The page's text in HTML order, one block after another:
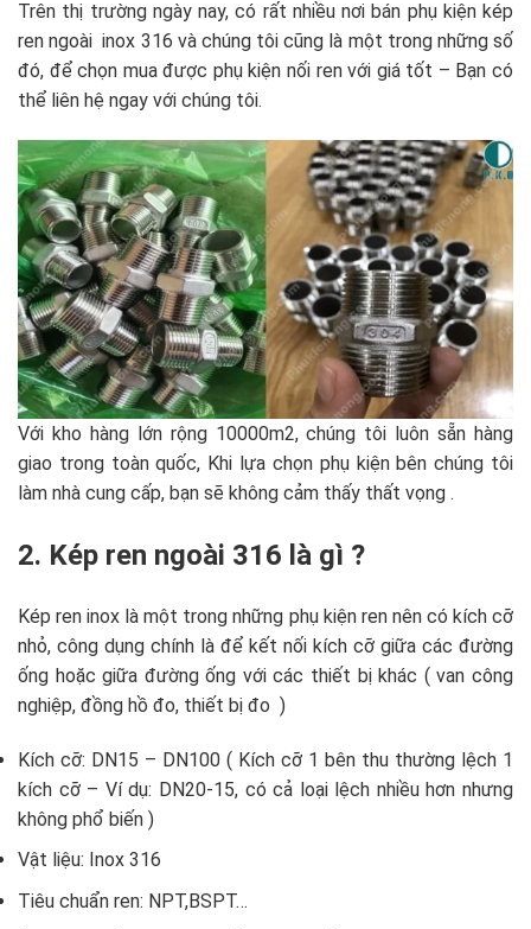
Trên thị trường ngày nay, có rất nhiều nơi bán phụ kiện kép
ren ngoài inox 316 và chúng tôi cũng là một trong những số
đó, để chọn mua được phụ kiện nối ren với giá tốt – Bạn có
thể liên hệ ngay với chúng tôi.
Với kho hàng lớn rộng 10000m2, chúng tôi luôn sẵn hàng
giao trong toàn quốc, Khi lựa chọn phụ kiện bên chúng tôi
làm nhà cung cấp, bạn sẽ không cảm thấy thất vọng .
2. Kép ren ngoài 316 là gì ?
Kép ren inox là một trong những phụ kiện ren nên có kích cỡ
nhỏ, công dụng chính là để kết nối kích cỡ giữa các đường
ống hoặc giữa đường ống với các thiết bị khác ( van công
nghiệp, đồng hồ đo, thiết bị đo )
Kích cỡ: DN15 – DN100 ( Kích cỡ 1 bên thu thường lệch 1
kích cỡ – Ví dụ: DN20-15, có cả loại lệch nhiều hơn nhưng
không phổ biến )
Vật liệu: Inox 316
Tiêu chuẩn ren: NPT,BSPT…